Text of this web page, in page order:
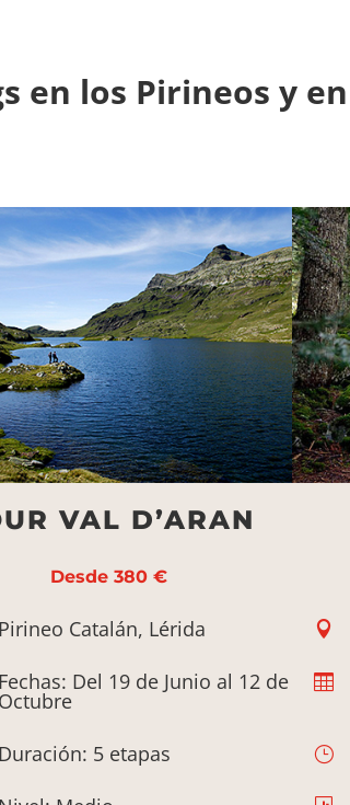
en los Pirineos y
VAL D’ARAN
Desde 380 €
Pirineo Catalán, Lérida
Fechas: Del 19 de Junio al 12 de
Octubre
Duración: 5 etapas


}